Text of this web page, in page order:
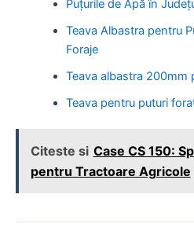
Puțurile de Apă în
Teava Albastra pentru
Foraje
Teava albastra 200mm
Teava pentru puturi
Citeste si Case CS 150:
pentru Tractoare Agricole